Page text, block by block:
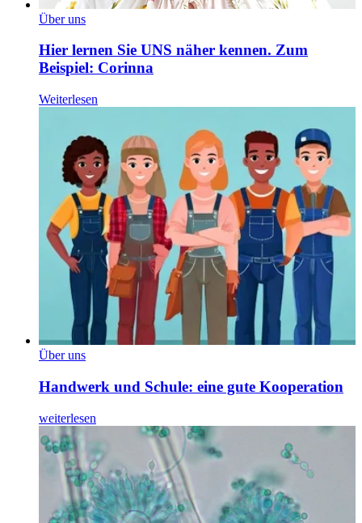
Über uns
Hier lernen Sie UNS näher kennen. Zum
Beispiel: Corinna
Weiterlesen
Über uns
Handwerk und Schule: eine gute Kooperation
weiterlesen